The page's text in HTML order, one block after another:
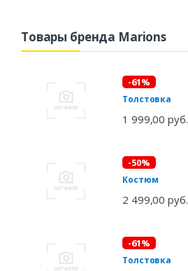
Товары бренда Marions
-61%
Толстовка
1 999,00 руб.
-50%
Костюм
2 499,00 руб.
-61%
Толстовка